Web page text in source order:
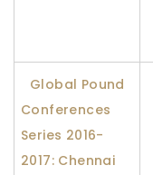
Global Pound
Conferences
Series 2016-
2017: Chennai